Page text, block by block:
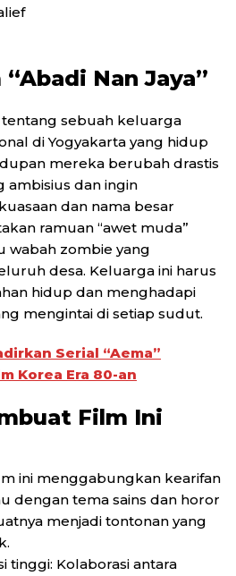
Nan Jaya”
sebuah keluarga
di Yogyakarta yang hidup
mereka berubah drastis
ambisius dan ingin
dan nama besar
ramuan “awet muda”
wabah zombie yang
desa. Keluarga ini harus
hidup dan menghadapi
mengintai di setiap sudut.
Serial “Aema”
Korea Era 80-an
Film Ini
ini menggabungkan kearifan
dengan tema sains dan horor
menjadi tontonan yang
tinggi: Kolaborasi antara